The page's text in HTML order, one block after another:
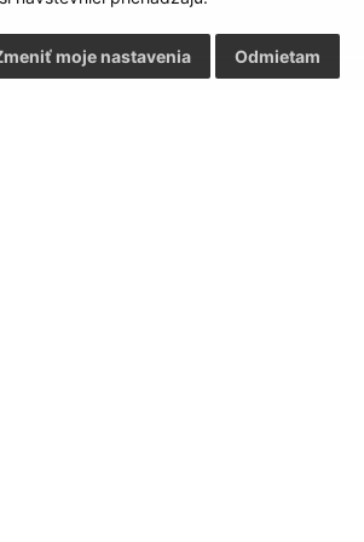
Odmietam
moje nastavenia